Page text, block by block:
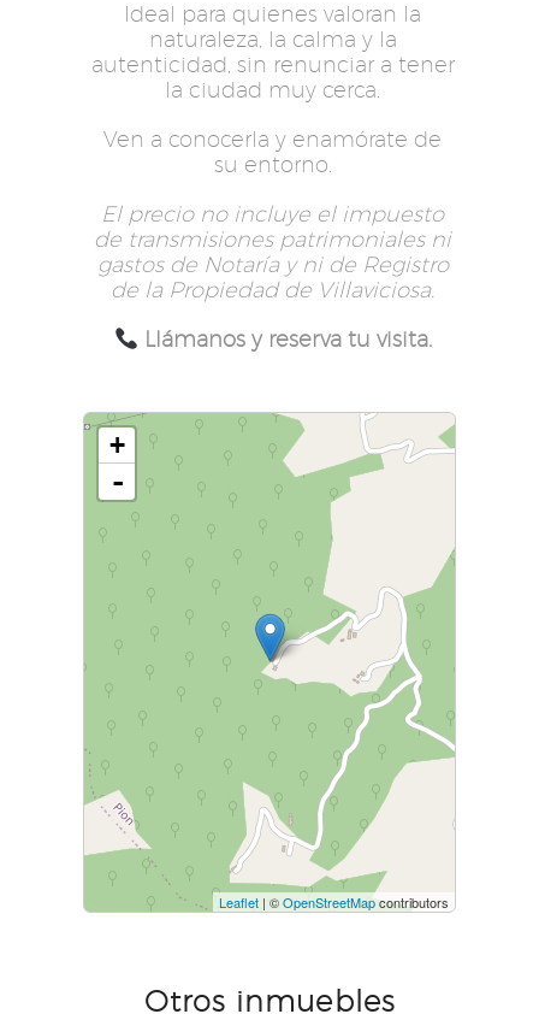
Ideal para quienes valoran la
naturaleza, la calma y la
autenticidad, sin renunciar a tener
la ciudad muy cerca.
Ven a conocerla y enamórate de
su entorno.
El precio no incluye el impuesto
de transmisiones patrimoniales ni
gastos de Notaría y ni de Registro
de la Propiedad de Villaviciosa.
Llámanos y reserva tu visita.
+
-
Leaflet| ©OpenStreetMapcontributors
Otros inmuebles